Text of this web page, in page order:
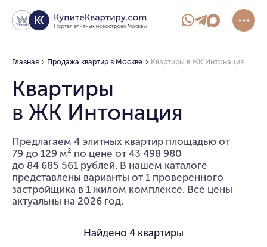
Главная Продажа квартир в Москве Квартиры в ЖК Интонация
Квартиры
в ЖК Интонация
Предлагаем 4 элитных квартир площадью от
79 до 129 м² по цене от 43 498 980
до 84 685 561 рублей. В нашем каталоге
представлены варианты от 1 проверенного
застройщика в 1 жилом комплексе. Все цены
актуальны на 2026 год.
Найдено 4 квартиры